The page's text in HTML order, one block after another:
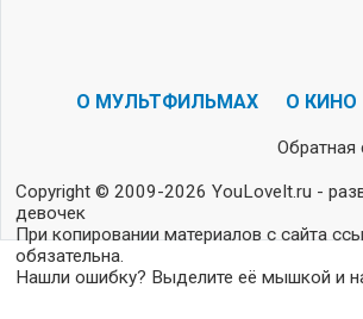
О МУЛЬТФИЛЬМАХ О КИНО
Обратная
Copyright © 2009-2026 YouLoveIt.ru -
девочек
При копировании материалов с сайта
обязательна.
Нашли ошибку? Выделите её мышкой и